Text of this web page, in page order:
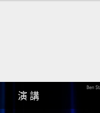
演 講